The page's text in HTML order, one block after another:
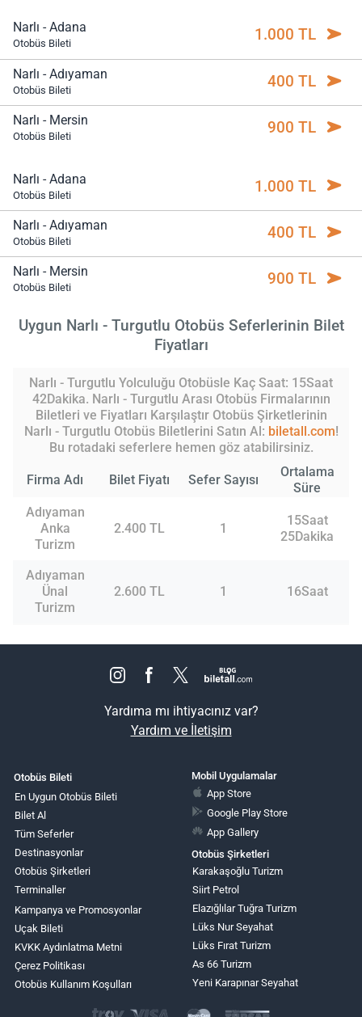
Narlı - Adana
Otobüs Bileti 1.000 TL
Narlı - Adıyaman
Otobüs Bileti 400 TL
Narlı - Mersin
Otobüs Bileti 900 TL
Narlı - Adana
Otobüs Bileti 1.000 TL
Narlı - Adıyaman
Otobüs Bileti 400 TL
Narlı - Mersin
Otobüs Bileti 900 TL
Uygun Narlı - Turgutlu Otobüs Seferlerinin Bilet
Fiyatları
Narlı - Turgutlu Yolculuğu Otobüsle Kaç Saat: 15Saat
42Dakika. Narlı - Turgutlu Arası Otobüs Firmalarının
Biletleri ve Fiyatları Karşılaştır Otobüs Şirketlerinin
Narlı - Turgutlu Otobüs Biletlerini Satın Al: biletall.com!
Bu rotadaki seferlere hemen göz atabilirsiniz.
Firma Adı Bilet Fiyatı Sefer Sayısı
Ortalama
Süre
Adıyaman
Anka
Turizm
2.400 TL 1
15Saat
25Dakika
Adıyaman
Ünal
Turizm
2.600 TL 1 16Saat
Yardıma mı ihtiyacınız var?
Yardım ve İletişim
Otobüs Bileti
En Uygun Otobüs Bileti
Bilet Al
Tüm Seferler
Destinasyonlar
Otobüs Şirketleri
Terminaller
Kampanya ve Promosyonlar
Uçak Bileti
KVKK Aydınlatma Metni
Çerez Politikası
Otobüs Kullanım Koşulları
Mobil Uygulamalar
App Store
Google Play Store
App Gallery
Otobüs Şirketleri
Karakaşoğlu Turizm
Siirt Petrol
Elazığlılar Tuğra Turizm
Lüks Nur Seyahat
Lüks Fırat Turizm
As 66 Turizm
Yeni Karapınar Seyahat